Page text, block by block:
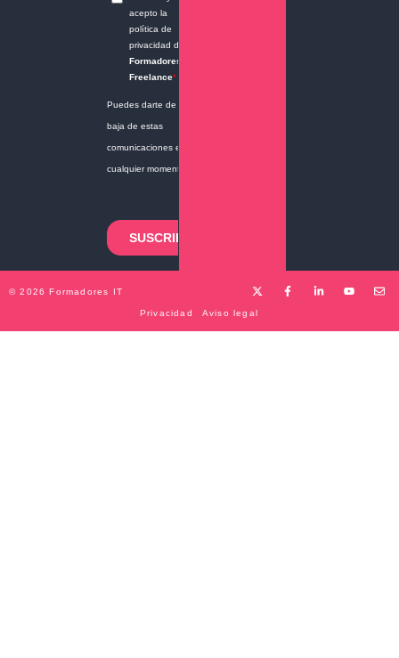
© 2026 Formadores IT
Privacidad Aviso legal